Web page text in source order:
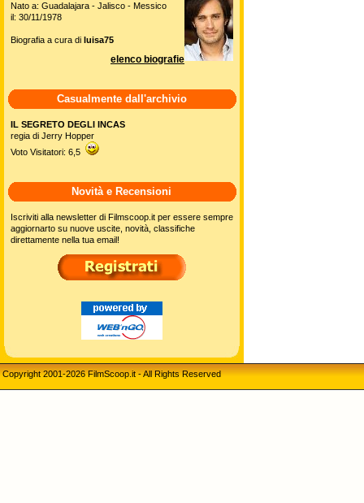
Nato a: Guadalajara - Jalisco - Messico
il: 30/11/1978
Biografia a cura di luisa75
elenco biografie
Casualmente dall'archivio
IL SEGRETO DEGLI INCAS
regia di Jerry Hopper
Voto Visitatori: 6,5
Novità e Recensioni
Iscriviti alla newsletter di Filmscoop.it per essere sempre
aggiornarto su nuove uscite, novità, classifiche
direttamente nella tua email!
Copyright 2001-2026 FilmScoop.it - All Rights Reserved